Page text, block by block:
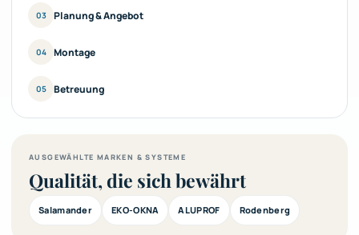
03 Planung & Angebot
04 Montage
05 Betreuung
AUSGEWÄHLTE MARKEN & SYSTEME
Qualität, die sich bewährt
Salamander EKO-OKNA ALUPROF Rodenberg